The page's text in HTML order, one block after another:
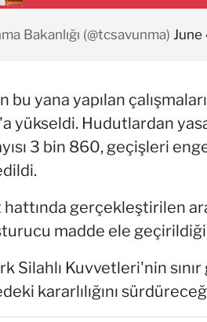
Bakanlığı (@tcsavunma) June
bu yana yapılan
yükseldi. Hudutlardan
3 bin 860, geçişleri
hattında gerçekleştirilen
madde ele
Silahlı Kuvvetleri'nin
kararlılığını